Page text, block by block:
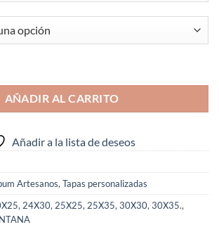
AÑADIR AL CARRITO
Añadir a la lista de deseos
Artesanos, Tapas personalizadas
, 24X30, 25X25, 25X35, 30X30, 30X35.,